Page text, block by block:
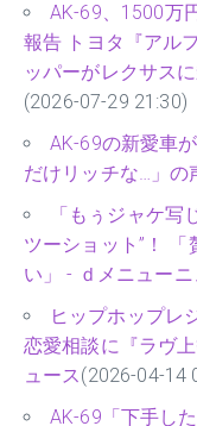
AK-69、1500万
報告 トヨタ『アル
ッパーがレクサス
(2026-07-29 21:30)
AK-69の新愛車
だけリッチな…」の
「もぅジャケ写
ツーショット”！
い」 - ｄメニューニ
ヒップホップレ
恋愛相談に『ラヴ
ュース(2026-04-14
AK-69「下手し